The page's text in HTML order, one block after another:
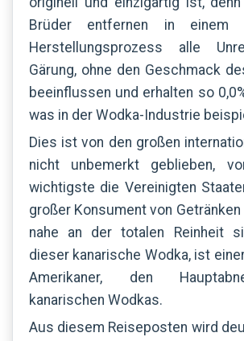
Brüder entfernen in einem
Herstellungsprozess alle
Gärung, ohne den Geschmack
beeinflussen und erhalten so
was in der Wodka-Industrie
Dies ist von den großen
nicht unbemerkt geblieben,
wichtigste die Vereinigten
großer Konsument von
nahe an der totalen Reinheit
dieser kanarische Wodka, ist
Amerikaner, den
kanarischen Wodkas.
Aus diesem Reiseposten wird